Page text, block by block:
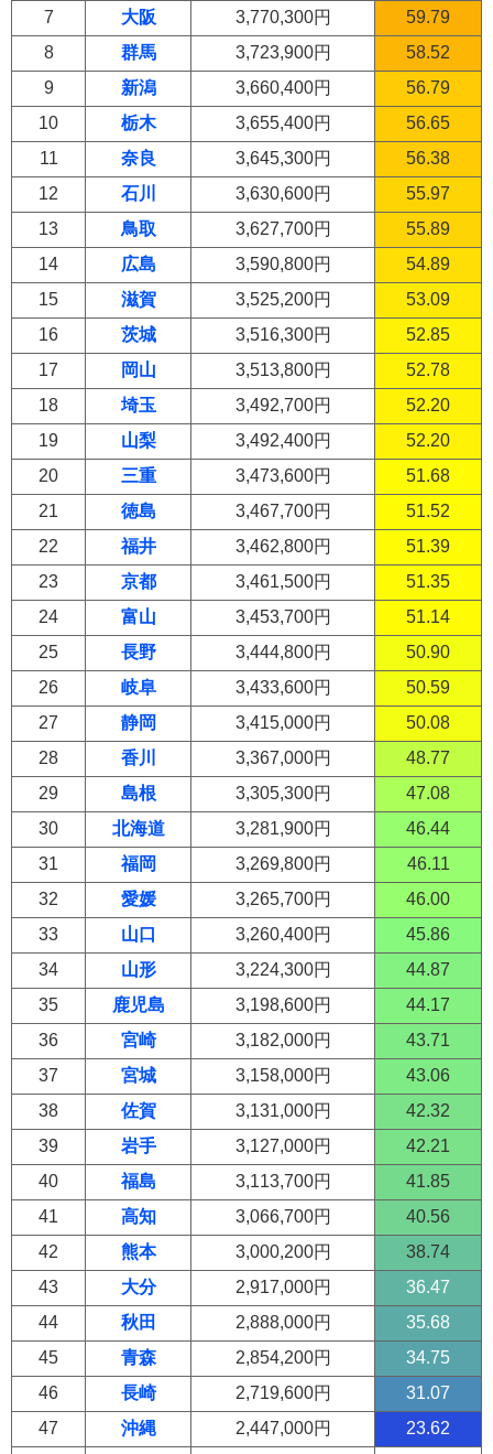
7
大阪 3,770,300円
59.79
8
群馬 3,723,900円
58.52
9
新潟 3,660,400円
56.79
10
栃木 3,655,400円
56.65
11
奈良 3,645,300円
56.38
12
石川 3,630,600円
55.97
13
鳥取 3,627,700円
55.89
14
広島 3,590,800円
54.89
15
滋賀 3,525,200円
53.09
16
茨城 3,516,300円
52.85
17
岡山 3,513,800円
52.78
18
埼玉 3,492,700円
52.20
19
山梨 3,492,400円
52.20
20
三重 3,473,600円
51.68
21
徳島 3,467,700円
51.52
22
福井 3,462,800円
51.39
23
京都 3,461,500円
51.35
24
富山 3,453,700円
51.14
25
長野 3,444,800円
50.90
26
岐阜 3,433,600円
50.59
27
静岡 3,415,000円
50.08
28
香川 3,367,000円
48.77
29
島根 3,305,300円
47.08
30
北海道 3,281,900円
46.44
31
福岡 3,269,800円
46.11
32
愛媛 3,265,700円
46.00
33
山口 3,260,400円
45.86
34
山形 3,224,300円
44.87
35
鹿児島 3,198,600円
44.17
36
宮崎 3,182,000円
43.71
37
宮城 3,158,000円
43.06
38
佐賀 3,131,000円
42.32
39
岩手 3,127,000円
42.21
40
福島 3,113,700円
41.85
41
高知 3,066,700円
40.56
42
熊本 3,000,200円
38.74
43
大分 2,917,000円
36.47
44
秋田 2,888,000円
35.68
45
青森 2,854,200円
34.75
46
長崎 2,719,600円
31.07
47
沖縄 2,447,000円 23.62